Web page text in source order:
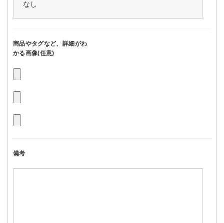
商品やタグなど、詳細がわ
かる画像(任意)
備考